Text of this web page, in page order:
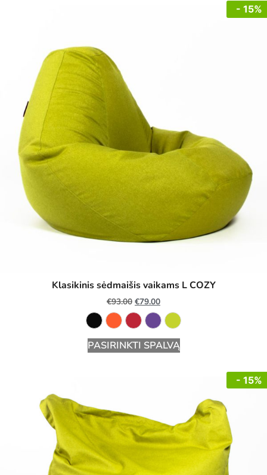
- 15%
Klasikinis sėdmaišis vaikams L COZY
€93.00 €79.00
PASIRINKTI SPALVĄ
- 15%